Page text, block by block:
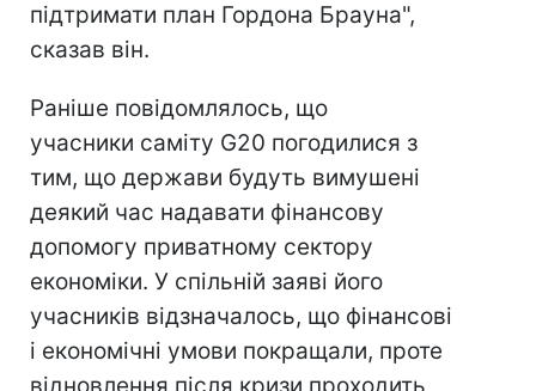
підтримати план Гордона Брауна",
сказав він.
Раніше повідомлялось, що
учасники саміту G20 погодилися з
тим, що держави будуть вимушені
деякий час надавати фінансову
допомогу приватному сектору
економіки. У спільній заяві його
учасників відзначалось, що фінансові
і економічні умови покращали, проте